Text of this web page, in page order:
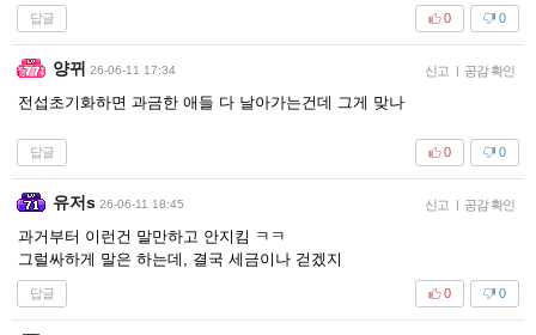
답글 0
0
양뀌 26-06-11 17:34 신고 | 공감 확인
전섭초기화하면 과금한 애들 다 날아가는건데 그게 맞나
답글 0
0
유저s 26-06-11 18:45 신고 | 공감 확인
과거부터 이런건 말만하고 안지킴 ㅋㅋ
그럴싸하게 말은 하는데, 결국 세금이나 걷겠지
답글 0
0